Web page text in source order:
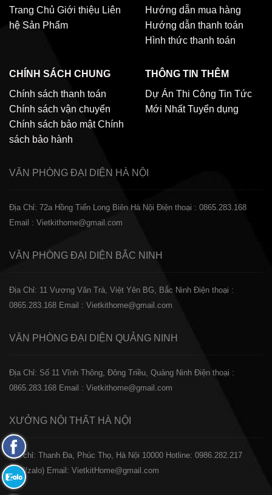
Trang Chủ Giới thiệu Liên
hệ Sản Phẩm
Hướng dẫn mua hàng
Hướng dẫn thanh toán
Hình thức thanh toán
CHÍNH SÁCH CHUNG
Chính sách thanh toán
Chính sách vận chuyển
Chính sách bảo mật Chính
sách bảo hành
THÔNG TIN THÊM
Dự Án Thi Công Tin Tức
Mới Nhất Tuyển dụng
VĂN PHÒNG ĐẠI DIỆN HÀ NỘI
Địa Chỉ: 72a Hồng Tiến Long Biên Hà Nội Điện thoại : 0865.283.168
Email : Vietkithome@gmail.com
VĂN PHÒNG ĐẠI DIỆN BẮC NINH
Địa Chỉ: 11 Vương Văn Trà, Việt Yên BG, Bắc Ninh Điện thoại :
0865.283.168 Email : Vietkithome@gmail.com
VĂN PHÒNG ĐẠI DIỆN QUẢNG NINH
Địa Chỉ: Số 11 Vĩnh Thông, Đông Triều, Quảng Ninh Điện thoại :
0865.283.168 Email : Vietkithome@gmail.com
XƯỞNG NỘI THẤT HÀ NỘI
️Địa chỉ: Thanh Đa, Phúc Thọ, Hà Nội 10000 Hotline: 0986.282.217
(Call/zalo) Email: VietkitHome@gmail.com
Fanpage
Facebook
Zalo: